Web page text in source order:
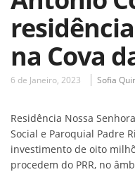
na Cova
6 de Janeiro, 2023 Sofia
Residência Nossa
Social e Paroquial Padre
investimento de oito
procedem do PRR, no